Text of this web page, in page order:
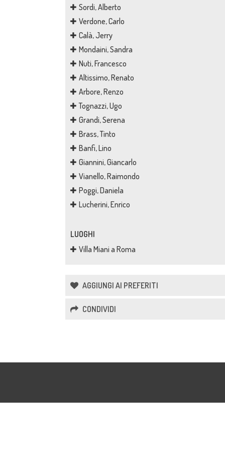
Sordi, Alberto
Verdone, Carlo
Calà, Jerry
Mondaini, Sandra
Nuti, Francesco
Altissimo, Renato
Arbore, Renzo
Tognazzi, Ugo
Grandi, Serena
Brass, Tinto
Banfi, Lino
Giannini, Giancarlo
Vianello, Raimondo
Poggi, Daniela
Lucherini, Enrico
LUOGHI
Villa Miani a Roma
AGGIUNGI AI PREFERITI
CONDIVIDI